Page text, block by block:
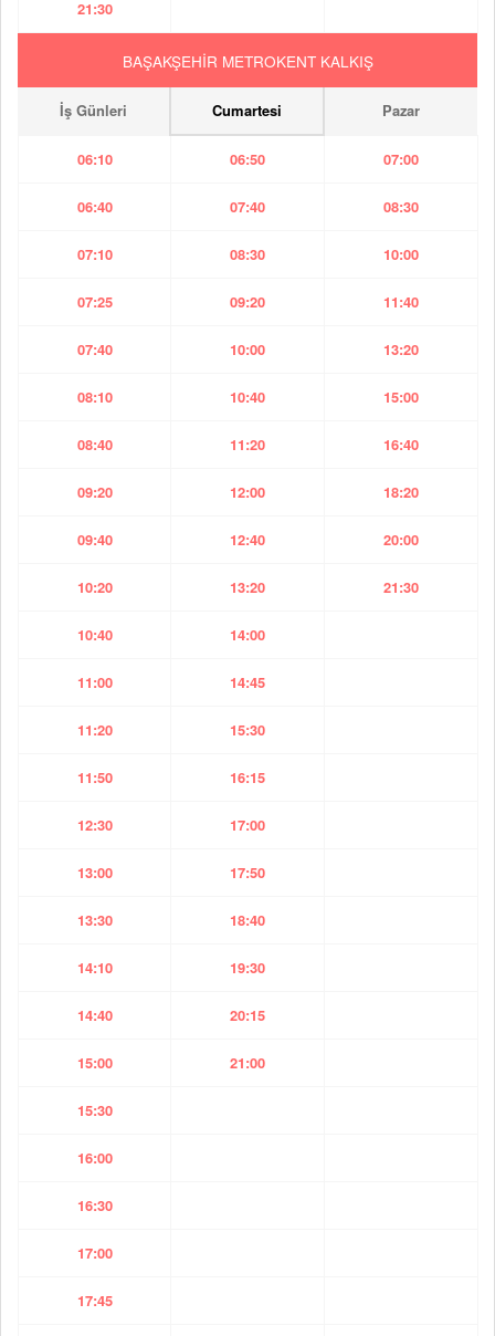
21:30
BAŞAKŞEHİR METROKENT KALKIŞ
İş Günleri Cumartesi Pazar
06:10 06:50 07:00
06:40 07:40 08:30
07:10 08:30 10:00
07:25 09:20 11:40
07:40 10:00 13:20
08:10 10:40 15:00
08:40 11:20 16:40
09:20 12:00 18:20
09:40 12:40 20:00
10:20 13:20 21:30
10:40 14:00
11:00 14:45
11:20 15:30
11:50 16:15
12:30 17:00
13:00 17:50
13:30 18:40
14:10 19:30
14:40 20:15
15:00 21:00
15:30
16:00
16:30
17:00
17:45